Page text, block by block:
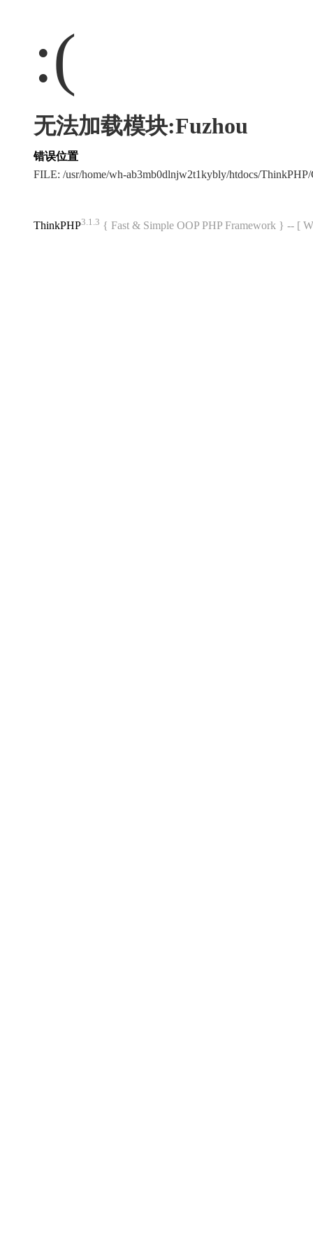
:(
无法加载模块:Fuzhou
错误位置
FILE: /usr/home/wh-ab3mb0dlnjw2t1kybly/htdocs/
ThinkPHP3.1.3 { Fast & Simple OOP PHP Framework } -- [